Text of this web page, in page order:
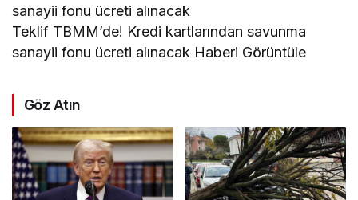
Teklif TBMM’de! Kredi kartlarından savunma
sanayii fonu ücreti alınacak Haberi Görüntüle
Göz Atın